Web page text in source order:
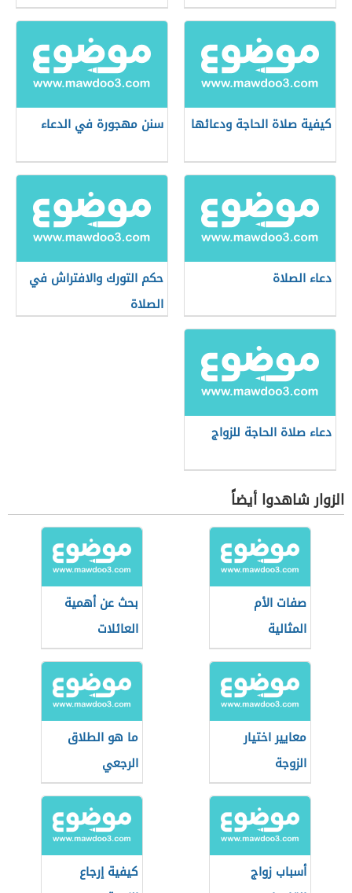
كيفية صلاة الحاجة ودعائها سنن مهجورة في الدعاء
دعاء الصلاة
حكم التورك والافتراش في
الصلاة
دعاء صلاة الحاجة للزواج
الزوار شاهدوا أيضاً
صفات الأم
المثالية
بحث عن أهمية
العائلات
معايير اختيار
الزوجة
ما هو الطلاق
الرجعي
أسباب زواج
كيفية إرجاع